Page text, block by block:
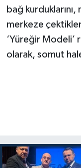
bağ
merkeze
‘Yüreğir Modeli’
olarak, somut